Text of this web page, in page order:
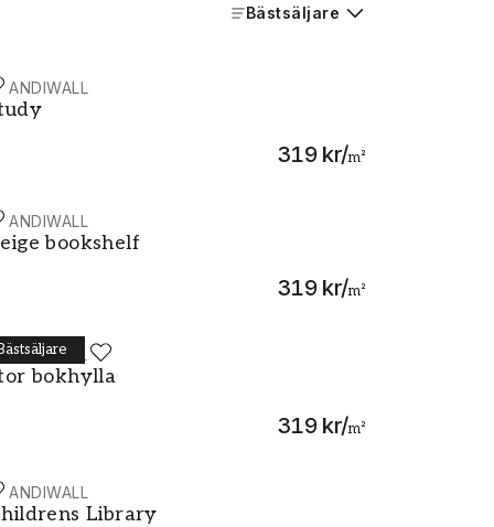
Bästsäljare
319 kr/m²
bookshelf
319 kr/m²
bookshelf
bokhylla
319 kr/m²
bokhylla
Library
Library